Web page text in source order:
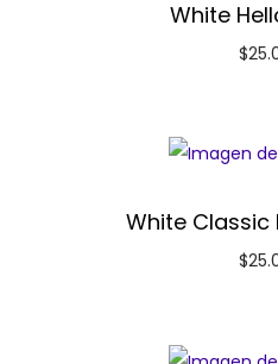
White
$
White Classic
$